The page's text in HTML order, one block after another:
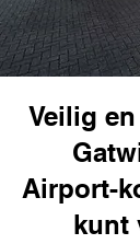
Veilig
Airport-
kunt